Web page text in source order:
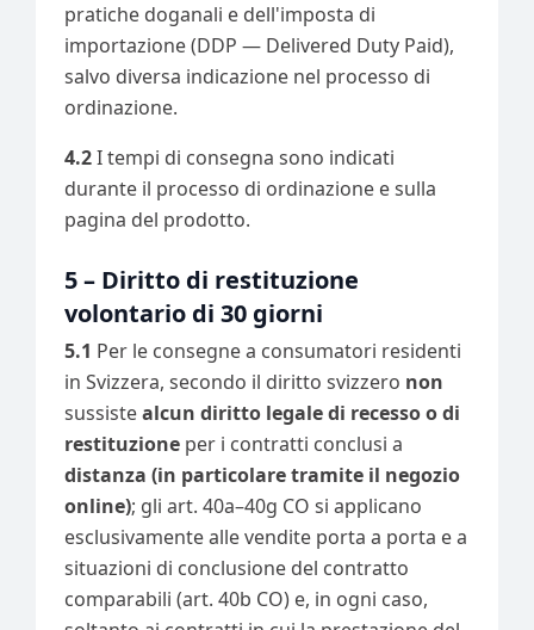
pratiche doganali e dell'imposta di
importazione (DDP — Delivered Duty Paid),
salvo diversa indicazione nel processo di
ordinazione.
4.2I tempi di consegna sono indicati
durante il processo di ordinazione e sulla
pagina del prodotto.
5 – Diritto di restituzione
volontario di 30 giorni
5.1 Per le consegne a consumatori residenti
in Svizzera, secondo il diritto svizzero non
sussistealcun diritto legale di recesso o di
restituzione per i contratti conclusi a
distanza (in particolare tramite il negozio
online); gli art. 40a–40g CO si applicano
esclusivamente alle vendite porta a porta e a
situazioni di conclusione del contratto
comparabili (art. 40b CO) e, in ogni caso,